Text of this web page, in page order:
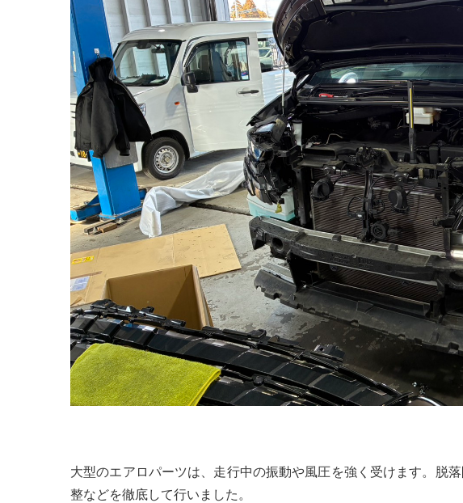
大型のエアロパーツは、走行中の振動や風圧を強く受けます。脱
整などを徹底して行いました。